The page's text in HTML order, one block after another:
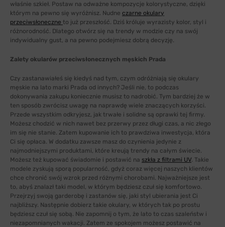
właśnie szkieł. Postaw na odważne kompozycje kolorystyczne, dzięki
którym na pewno się wyróżnisz. Nudne czarne okulary
przeciwsłoneczne to już przeszłość. Dziś króluje wyrazisty kolor, styl i
różnorodność. Dlatego otwórz się na trendy w modzie czy na swój
indywidualny gust, a na pewno podejmiesz dobrą decyzję.
Zalety okularów przeciwsłonecznych męskich Prada
Czy zastanawiałeś się kiedyś nad tym, czym odróżniają się okulary
męskie na lato marki Prada od innych? Jeśli nie, to podczas
dokonywania zakupu koniecznie musisz to nadrobić. Tym bardziej że w
ten sposób zwrócisz uwagę na naprawdę wiele znaczących korzyści.
Przede wszystkim odkryjesz, jak trwałe i solidne są oprawki tej firmy.
Możesz chodzić w nich nawet bez przerwy przez długi czas, a nic złego
im się nie stanie. Zatem kupowanie ich to prawdziwa inwestycja, która
Ci się opłaca. W dodatku zawsze masz do czynienia jedynie z
najmodniejszymi produktami, które kreują trendy na całym świecie.
Możesz też kupować świadomie i postawić na szkła z filtrami UV. Takie
modele zyskują sporą popularność, gdyż coraz więcej naszych klientów
chce chronić swój wzrok przed różnymi chorobami. Najważniejsze jest
to, abyś znalazł taki model, w którym będziesz czuł się komfortowo.
Przejrzyj swoją garderobę i zastanów się, jaki styl ubierania jest Ci
najbliższy. Następnie dobierz takie okulary, w których tak po prostu
będziesz czuł się sobą. Nie zapomnij o tym, że lato to czas szaleństw i
niezapomnianych wakacji. Zatem ze spokojem możesz postawić na